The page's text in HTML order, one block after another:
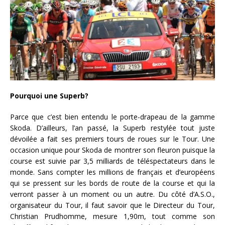
Pourquoi une Superb?
Parce que c’est bien entendu le porte-drapeau de la gamme
Skoda. D’ailleurs, l’an passé, la Superb restylée tout juste
dévoilée a fait ses premiers tours de roues sur le Tour. Une
occasion unique pour Skoda de montrer son fleuron puisque la
course est suivie par 3,5 milliards de téléspectateurs dans le
monde. Sans compter les millions de français et d’européens
qui se pressent sur les bords de route de la course et qui la
verront passer à un moment ou un autre. Du côté d’A.S.O.,
organisateur du Tour, il faut savoir que le Directeur du Tour,
Christian Prudhomme, mesure 1,90m, tout comme son